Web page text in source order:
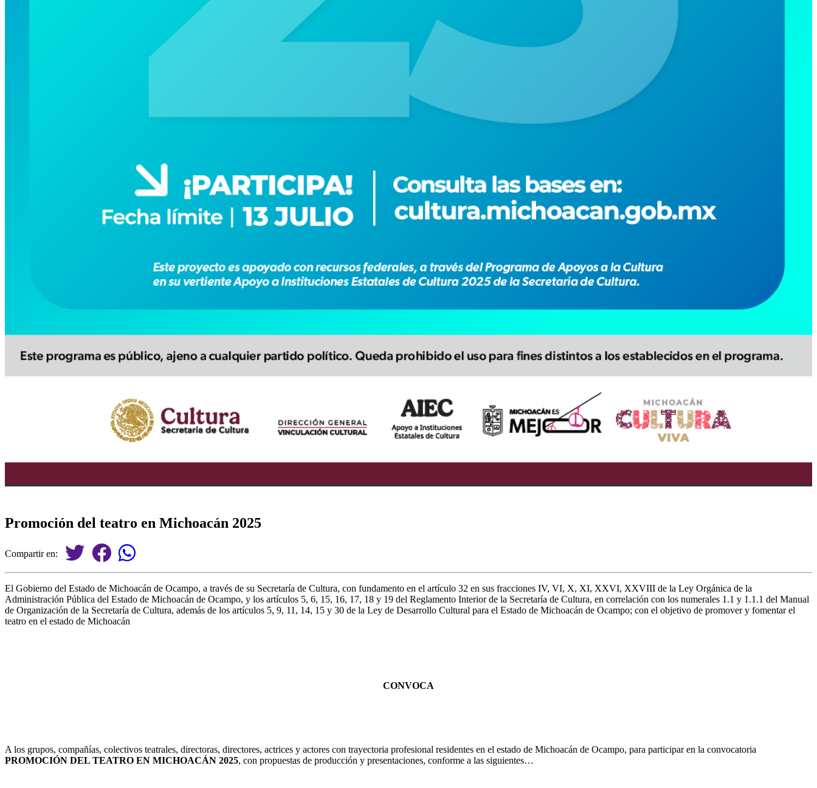
Promoción del teatro en Michoacán 2025
Compartir en:
El Gobierno del Estado de Michoacán de Ocampo, a través de su Secretaría de Cultura, con fundamento en el artículo 32 en sus fracciones IV, VI, X, XI, XXVI, XXVIII de la Ley Orgánica de la
Administración Pública del Estado de Michoacán de Ocampo, y los artículos 5, 6, 15, 16, 17, 18 y 19 del Reglamento Interior de la Secretaría de Cultura, en correlación con los numerales 1.1 y 1.1.1 del Manual
de Organización de la Secretaría de Cultura, además de los artículos 5, 9, 11, 14, 15 y 30 de la Ley de Desarrollo Cultural para el Estado de Michoacán de Ocampo; con el objetivo de promover y fomentar el
teatro en el estado de Michoacán
CONVOCA
A los grupos, compañías, colectivos teatrales, directoras, directores, actrices y actores con trayectoria profesional residentes en el estado de Michoacán de Ocampo, para participar en la convocatoria
PROMOCIÓN DEL TEATRO EN MICHOACÁN 2025, con propuestas de producción y presentaciones, conforme a las siguientes…